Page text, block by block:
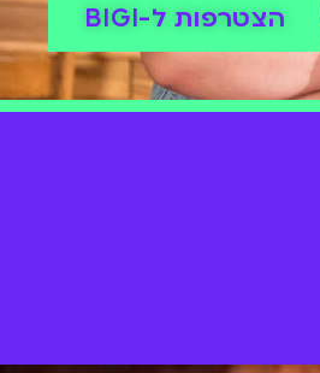
הצטרפות ל-BIGI